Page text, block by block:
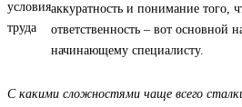
аккуратность и понимание того,
ответственность – вот основной
начинающему специалисту.
С какими сложностями чаще всего